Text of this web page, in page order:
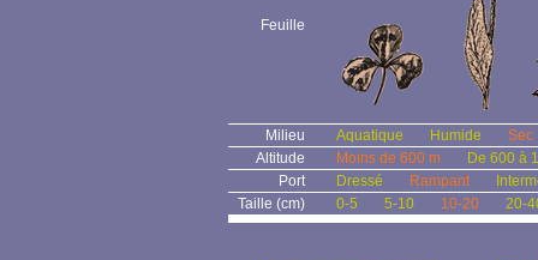
Feuille
Milieu Aquatique Humide
Sec
Altitude
Moins de 600 m
De 600 à
Port
Dressé Rampant
Taille (cm)
0-5 5-10 10-20 20-